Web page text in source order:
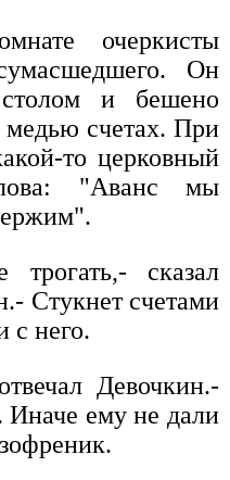
очеркисты
Он
и бешено
счетах. При
то церковный
"Аванс мы
сказал
Стукнет счетами
с него.
Девочкин.-
ему не дали